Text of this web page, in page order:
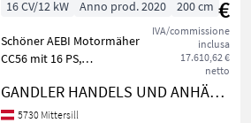
/ Köppl
€
IVA/commissione
inclusa
17.610,62 €
netto
16 CV/12 kW Anno prod. 2020 200 cm
Schöner AEBI Motormäher
CC56 mit 16 PS,
Doppelmessermähwerk
2m, Bandrechen gegen
GANDLER HANDELS UND ANHÄNGER GmbH
5730 Mittersill